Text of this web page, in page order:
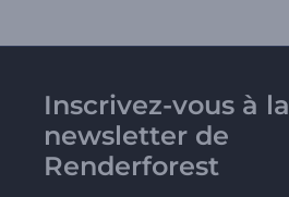
Inscrivez-vous à la
newsletter de
Renderforest